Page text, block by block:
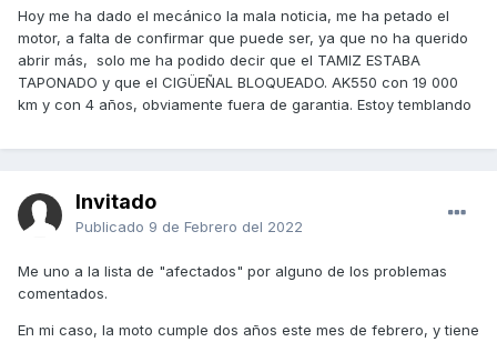
embrague
8/Danacelx 15.000km rotura motor ( pendiente verificar si
es por embrague como casi todas )
9/Cajas13 32.000km mayo2019, Embrague quemado
Hoy me ha dado el mecánico la mala noticia, me ha petado el
motor, a falta de confirmar que puede ser, ya que no ha querido
abrir más, solo me ha podido decir que el TAMIZ ESTABA
TAPONADO y que el CIGÜEÑAL BLOQUEADO. AK550 con 19 000
km y con 4 años, obviamente fuera de garantia. Estoy temblando
Invitado
Publicado 9 de Febrero del 2022
Me uno a la lista de "afectados" por alguno de los problemas
comentados.
En mi caso, la moto cumple dos años este mes de febrero, y tiene